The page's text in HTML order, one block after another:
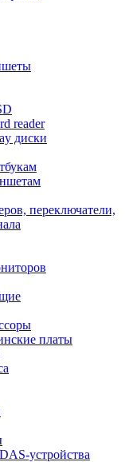
reader
диски
переключатели,
платы
устройства